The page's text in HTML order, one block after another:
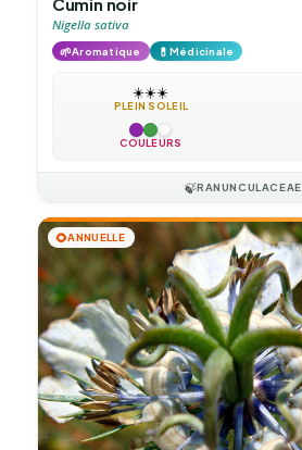
Cumin noir
Nigella sativa
🌱Aromatique 💊 Médicinale
☀️☀️☀️
PLEIN SOLEIL
COULEURS
🍃RANUNCULACEAE
🌻ANNUELLE